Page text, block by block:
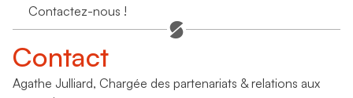
Contactez-nous !
Contact
Agathe Julliard, Chargée des partenariats & relations aux